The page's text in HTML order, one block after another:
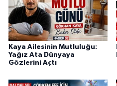
Kaya Ailesinin Mutluluğu:
Yağız Ata Dünyaya
Gözlerini Açtı